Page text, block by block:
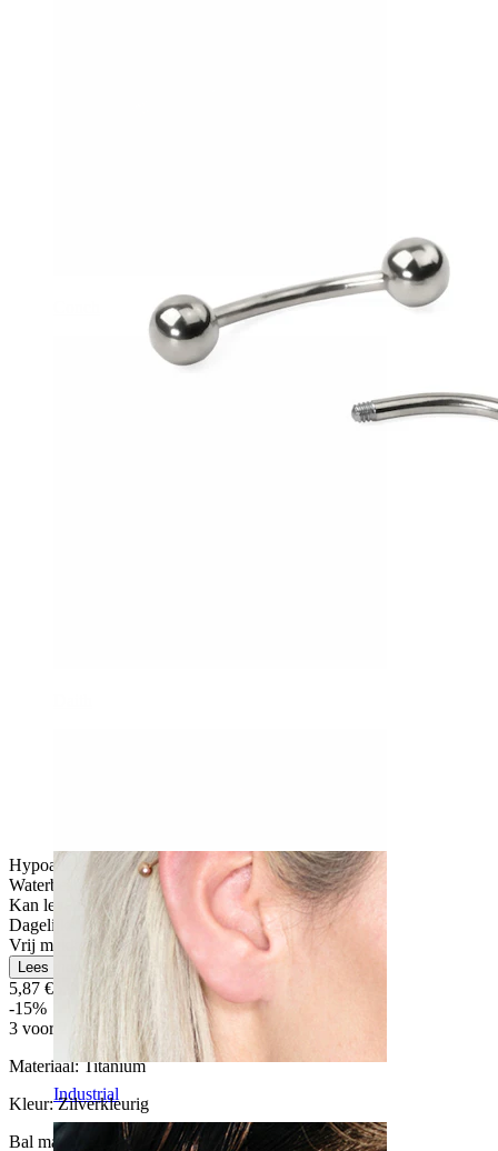
Industrial
Hypoallergeen
Waterbestendig
Kan levenslang meegaan
Dagelijks gebruik
Vrij makkelijk
Lees meer
5,87 € 6,90 €
-15%
3 voor 2
Materiaal:Titanium
Kleur:Zilverkleurig
Bal maat